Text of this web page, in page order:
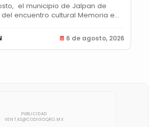
el municipio de Jalpan de
encuentro cultural Memoria e...
6 de agosto, 2026